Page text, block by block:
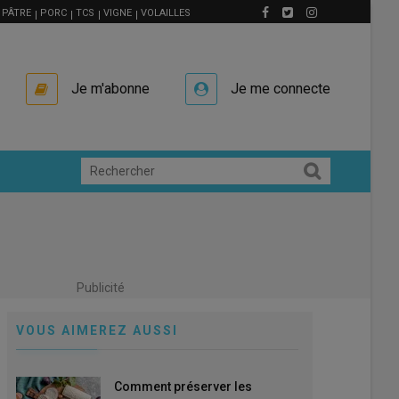
PÂTRE PORC TCS VIGNE VOLAILLES
Je m'abonne Je me connecte
Publicité
VOUS AIMEREZ AUSSI
Comment préserver les